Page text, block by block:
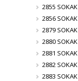
2855 SOKAK
2856 SOKAK
2879 SOKAK
2880 SOKAK
2881 SOKAK
2882 SOKAK
2883 SOKAK